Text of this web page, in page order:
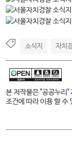
소식지 자치
본 저작물은 "공공누리"
조건에 따라 이용 할 수